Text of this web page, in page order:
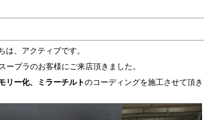
は、アクティブです。
ープラのお客様にご来店頂きました。
リー化、ミラーチルトのコーディングを施工させて頂き